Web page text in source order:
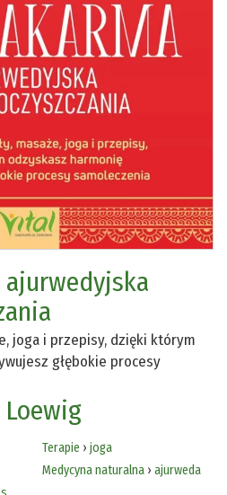
ajurwedyjska
joga i przepisy, dzięki którym
głębokie procesy
Terapie › joga
Medycyna naturalna › ajurweda